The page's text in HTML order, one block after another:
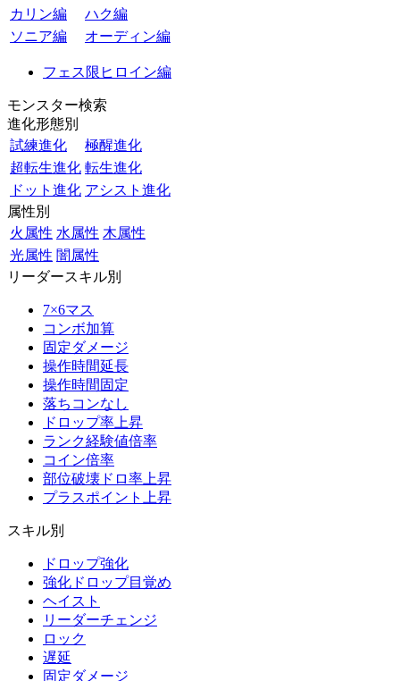
カリン編
ハク編
ソニア編
オーディン編
フェス限ヒロイン編
モンスター検索
進化形態別
試練進化
極醒進化
超転生進化 転生進化
ドット進化 アシスト進化
属性別
火属性 水属性 木属性
光属性 闇属性
リーダースキル別
7×6マス
コンボ加算
固定ダメージ
操作時間延長
操作時間固定
落ちコンなし
ドロップ率上昇
ランク経験値倍率
コイン倍率
部位破壊ドロ率上昇
プラスポイント上昇
スキル別
ドロップ強化
強化ドロップ目覚め
ヘイスト
リーダーチェンジ
ロック
遅延
固定ダメージ